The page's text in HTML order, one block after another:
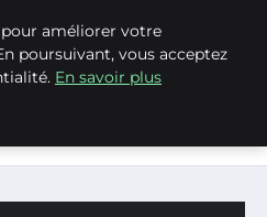
SON IMPACT SUR
améliorer votre
poursuivant, vous acceptez
En savoir plus